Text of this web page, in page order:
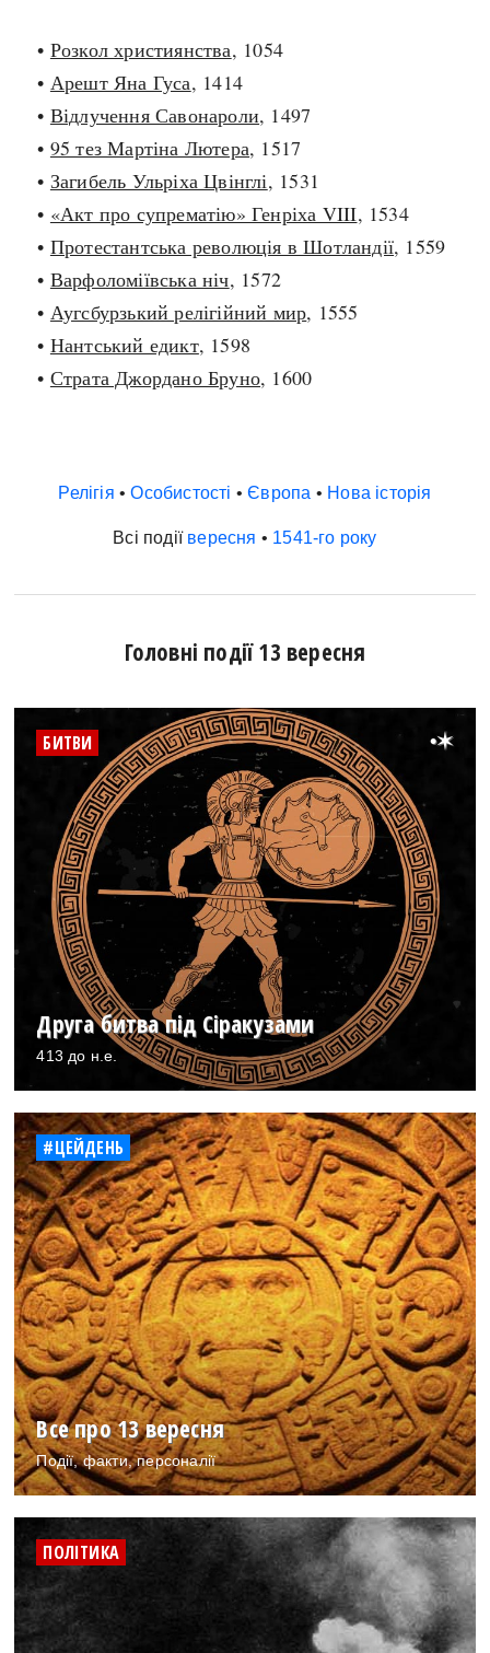
• Розкол християнства, 1054
• Арешт Яна Гуса, 1414
• Відлучення Савонароли, 1497
• 95 тез Мартіна Лютера, 1517
• Загибель Ульріха Цвінглі, 1531
• «Акт про супрематію» Генріха VIII, 1534
• Протестантська революція в Шотландії, 1559
• Варфоломіївська ніч, 1572
• Аугсбурзький релігійний мир, 1555
• Нантський едикт, 1598
• Страта Джордано Бруно, 1600
Релігія •Особистості •Європа • Нова історія
Всі події вересня • 1541-го року
Головні події 13 вересня
БИТВИ •
Друга битва під Сіракузами
413 до н.е.
#ЦЕЙДЕНЬ
Все про 13 вересня
Події, факти, персоналії
ПОЛІТИКА